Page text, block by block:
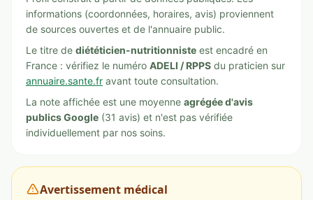
informations (coordonnées, horaires, avis) proviennent
de sources ouvertes et de l'annuaire public.
Le titre de diététicien-nutritionniste est encadré en
France : vérifiez le numéro ADELI / RPPS du praticien sur
annuaire.sante.fr avant toute consultation.
La note affichée est une moyenne agrégée d'avis
publics Google (31 avis) et n'est pas vérifiée
individuellement par nos soins.
Avertissement médical